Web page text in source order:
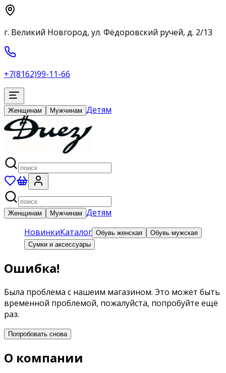
г. Великий Новгород, ул. Фёдоровский ручей, д. 2/13
+7(8162)99-11-66
Женщинам Мужчинам Детям
Женщинам Мужчинам Детям
НовинкиКаталог Обувь женская
Обувь мужская
Сумки и аксессуары
Ошибка!
Была проблема с нашеим магазином. Это может быть
временной проблемой, пожалуйста, попробуйте ещё
раз.
Попробовать снова
О компании